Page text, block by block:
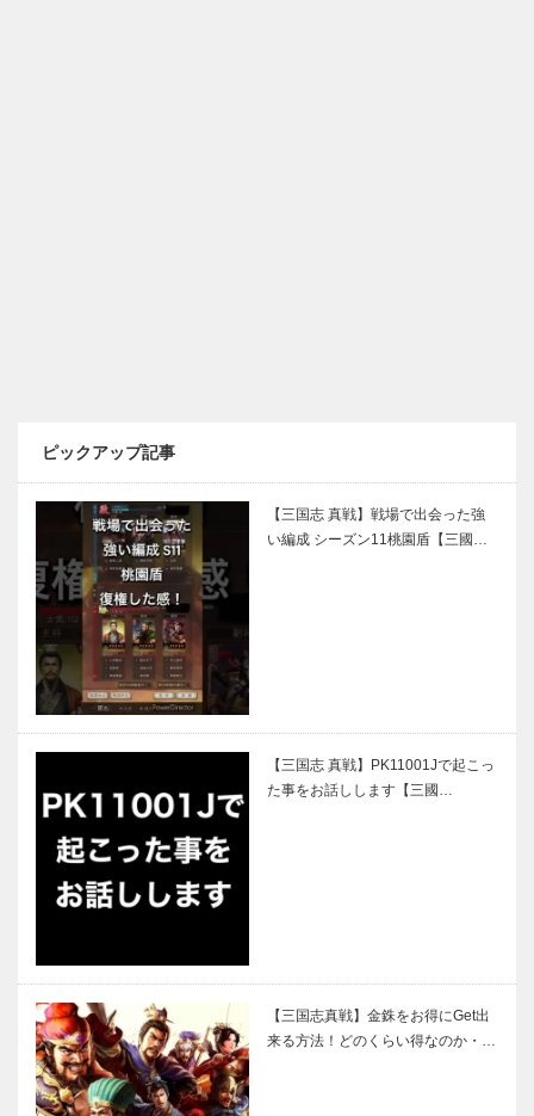
ピックアップ記事
【三国志 真戦】戦場で出会った強
い編成 シーズン11桃園盾【三國…
【三国志 真戦】PK11001Jで起こっ
た事をお話しします【三國…
【三国志真戦】金銖をお得にGet出
来る方法！どのくらい得なのか・…